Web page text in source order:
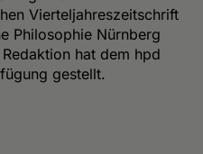
Vierteljahreszeitschrift
Philosophie Nürnberg
hat dem hpd
gestellt.